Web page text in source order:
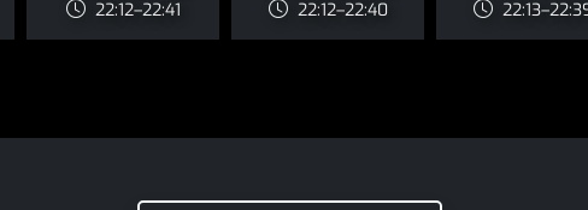
22:12–22:41
22:12–22:40